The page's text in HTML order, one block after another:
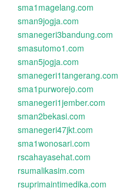
sma1magelang.com
sman9jogja.com
smanegeri3bandung.com
smasutomo1.com
sman5jogja.com
smanegeri1tangerang.com
sma1purworejo.com
smanegeri1jember.com
sman2bekasi.com
smanegeri47jkt.com
sma1wonosari.com
rscahayasehat.com
rsumalikasim.com
rsuprimaintimedika.com